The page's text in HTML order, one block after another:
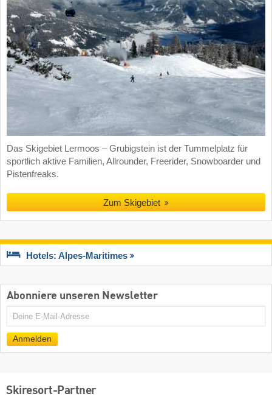
Das Skigebiet Lermoos – Grubigstein ist der Tummelplatz für
sportlich aktive Familien, Allrounder, Freerider, Snowboarder und
Pistenfreaks.
Zum Skigebiet
Hotels: Alpes-Maritimes
Abonniere unseren Newsletter
E-
Anmelden
Skiresort-Partner